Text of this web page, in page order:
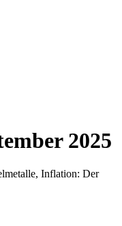
2025
Inflation: Der